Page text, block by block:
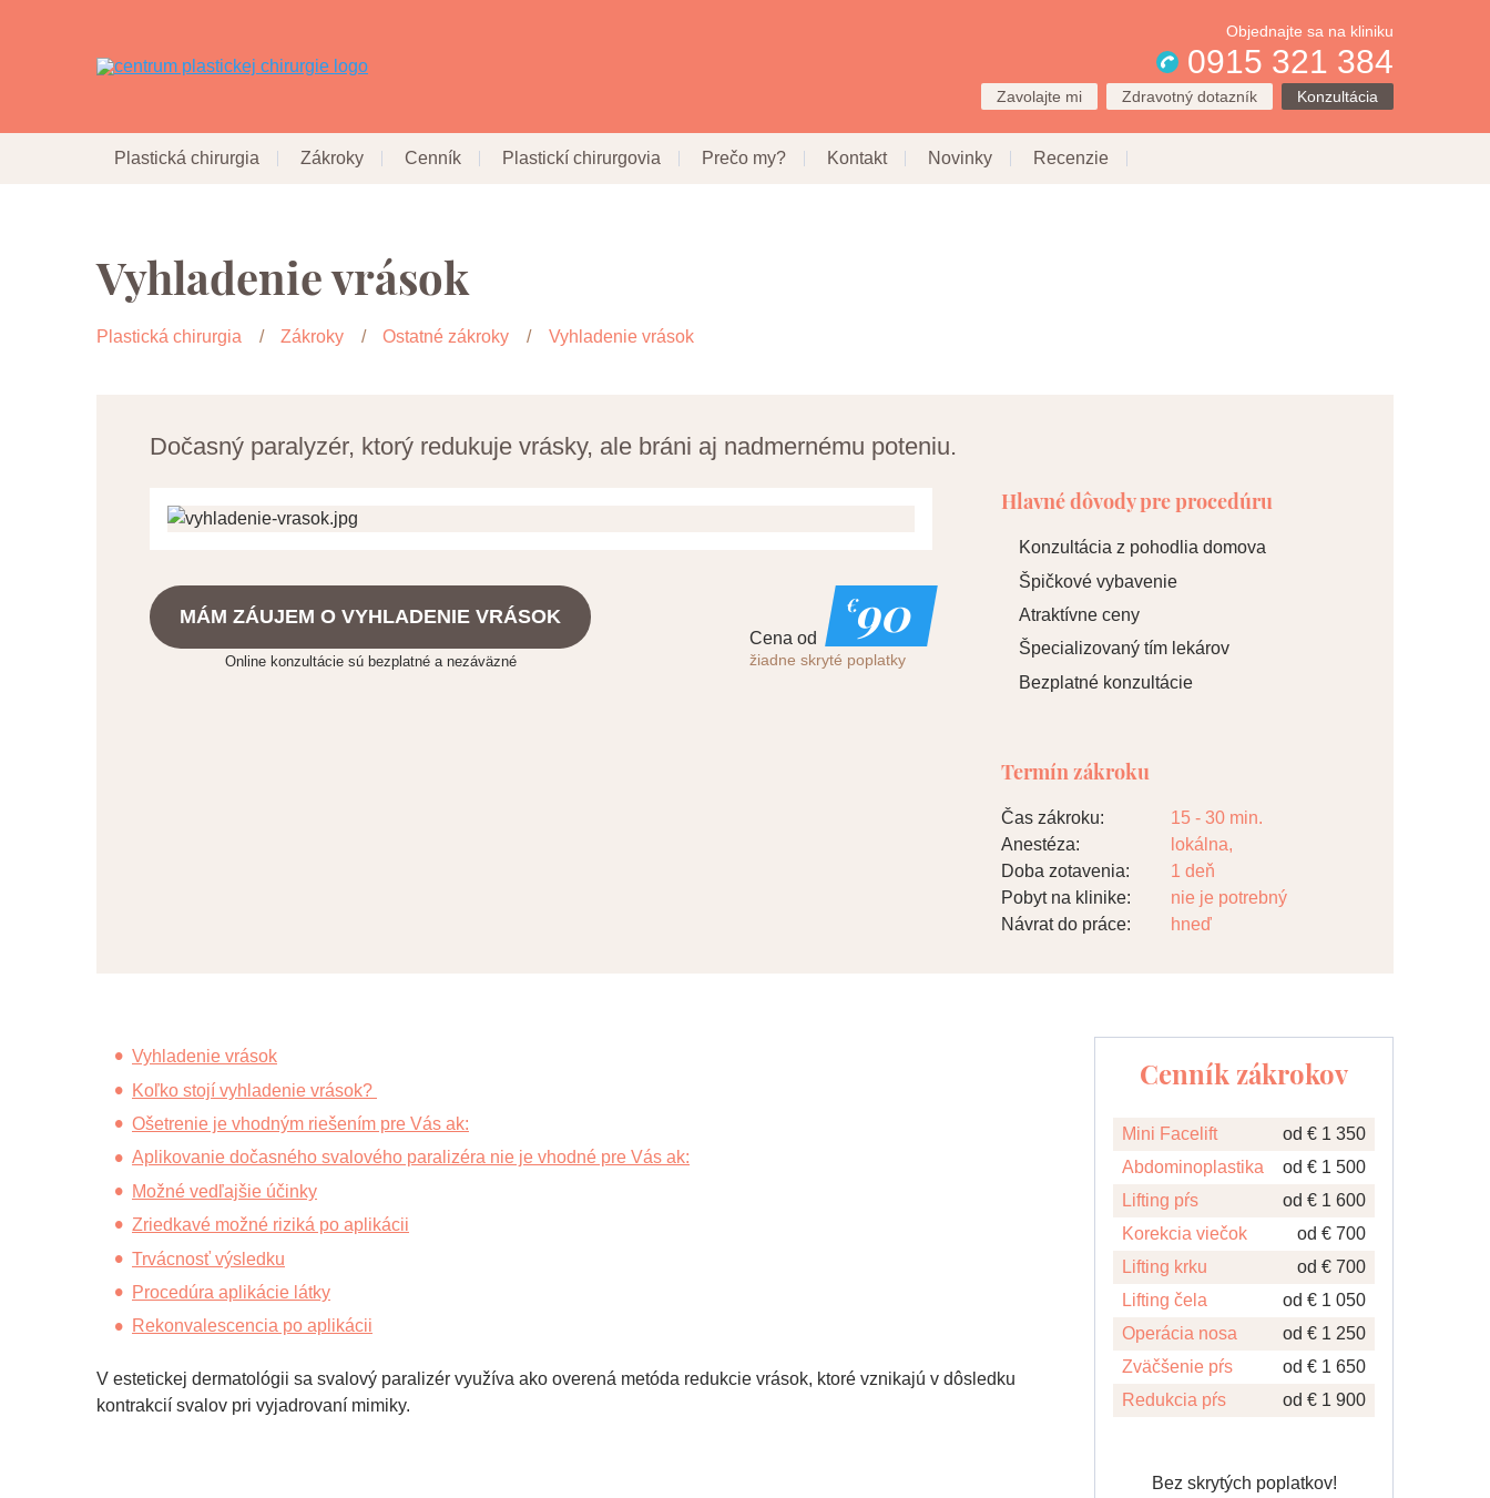
Objednajte sa na kliniku
0915 321 384
Zavolajte mi Zdravotný dotazník Konzultácia
Plastická chirurgia Zákroky Cenník Plastickí chirurgovia Prečo my? Kontakt Novinky Recenzie
Vyhladenie vrások
Plastická chirurgia Zákroky Ostatné zákroky Vyhladenie vrások
Dočasný paralyzér, ktorý redukuje vrásky, ale bráni aj nadmernému poteniu.
MÁM ZÁUJEM O VYHLADENIE VRÁSOK
Online konzultácie sú bezplatné a nezáväzné
Cena od
€90
žiadne skryté poplatky
Hlavné dôvody pre procedúru
Konzultácia z pohodlia domova
Špičkové vybavenie
Atraktívne ceny
Špecializovaný tím lekárov
Bezplatné konzultácie
Termín zákroku
Čas zákroku:
15 - 30 min.
Anestéza:
lokálna,
Doba zotavenia:
1 deň
Pobyt na klinike:
nie je potrebný
Návrat do práce:
hneď
Vyhladenie vrások
Koľko stojí vyhladenie vrások?
Ošetrenie je vhodným riešením pre Vás ak:
Aplikovanie dočasného svalového paralizéra nie je vhodné pre Vás ak:
Možné vedľajšie účinky
Zriedkavé možné riziká po aplikácii
Trvácnosť výsledku
Procedúra aplikácie látky
Rekonvalescencia po aplikácii
V estetickej dermatológii sa svalový paralizér využíva ako overená metóda redukcie vrások, ktoré vznikajú v dôsledku
kontrakcií svalov pri vyjadrovaní mimiky.
Cenník zákrokov
Mini Facelift
od € 1 350
Abdominoplastika
od € 1 500
Lifting pŕs
od € 1 600
Korekcia viečok
od € 700
Lifting krku
od € 700
Lifting čela
od € 1 050
Operácia nosa
od € 1 250
Zväčšenie pŕs
od € 1 650
Redukcia pŕs
od € 1 900
Bez skrytých poplatkov!